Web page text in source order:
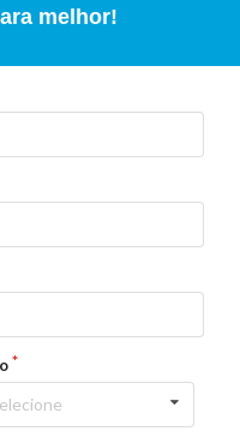
melhor!